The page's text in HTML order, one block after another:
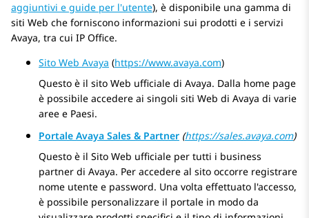
aggiuntivi e guide per l'utente), è disponibile una gamma di
siti Web che forniscono informazioni sui prodotti e i servizi
Avaya, tra cui IP Office.
Sito Web Avaya (https://www.avaya.com)
Questo è il sito Web ufficiale di Avaya. Dalla home page
è possibile accedere ai singoli siti Web di Avaya di varie
aree e Paesi.
Portale Avaya Sales & Partner (https://sales.avaya.com)
Questo è il Sito Web ufficiale per tutti i business
partner di Avaya. Per accedere al sito occorre registrare
nome utente e password. Una volta effettuato l'accesso,
è possibile personalizzare il portale in modo da